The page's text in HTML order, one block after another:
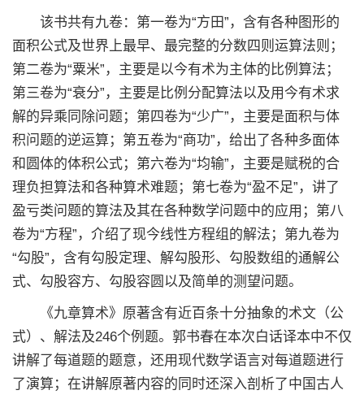
该书共有九卷：第一卷为“方田”，含有各种图形的
面积公式及世界上最早、最完整的分数四则运算法则；
第二卷为“粟米”，主要是以今有术为主体的比例算法；
第三卷为“衰分”，主要是比例分配算法以及用今有术求
解的异乘同除问题；第四卷为“少广”，主要是面积与体
积问题的逆运算；第五卷为“商功”，给出了各种多面体
和圆体的体积公式；第六卷为“均输”，主要是赋税的合
理负担算法和各种算术难题；第七卷为“盈不足”，讲了
盈亏类问题的算法及其在各种数学问题中的应用；第八
卷为“方程”，介绍了现今线性方程组的解法；第九卷为
“勾股”，含有勾股定理、解勾股形、勾股数组的通解公
式、勾股容方、勾股容圆以及简单的测望问题。
《九章算术》原著含有近百条十分抽象的术文（公
式）、解法及246个例题。郭书春在本次白话译本中不仅
讲解了每道题的题意，还用现代数学语言对每道题进行
了演算；在讲解原著内容的同时还深入剖析了中国古人